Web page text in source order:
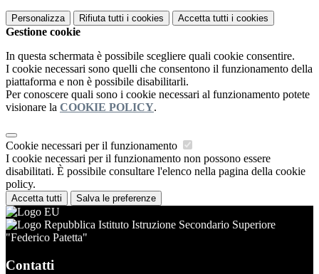
Personalizza Rifiuta tutti i cookies Accetta tutti i cookies
Gestione cookie
In questa schermata è possibile scegliere quali cookie consentire.
I cookie necessari sono quelli che consentono il funzionamento della
piattaforma e non è possibile disabilitarli.
Per conoscere quali sono i cookie necessari al funzionamento potete
visionare la COOKIE POLICY.
Cookie necessari per il funzionamento
I cookie necessari per il funzionamento non possono essere
disabilitati. È possibile consultare l'elenco nella pagina della cookie
policy.
Accetta tutti Salva le preferenze
Istituto Istruzione Secondario Superiore
"Federico Patetta"
Contatti